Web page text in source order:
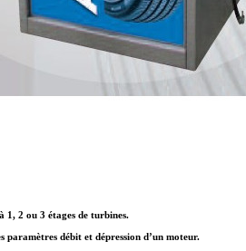
1, 2 ou 3 étages de turbines.
paramètres débit et dépression d’un moteur.